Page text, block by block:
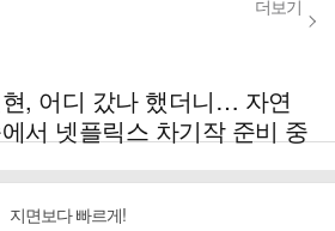
더보기
, 어디 갔나 했더니… 자연
서 넷플릭스 차기작 준비 중
지면보다 빠르게!